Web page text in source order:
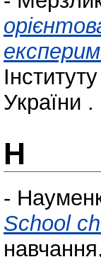
України
Н
-
School